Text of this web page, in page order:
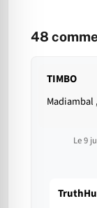
48
TIMBO
Madiambal
Le 9